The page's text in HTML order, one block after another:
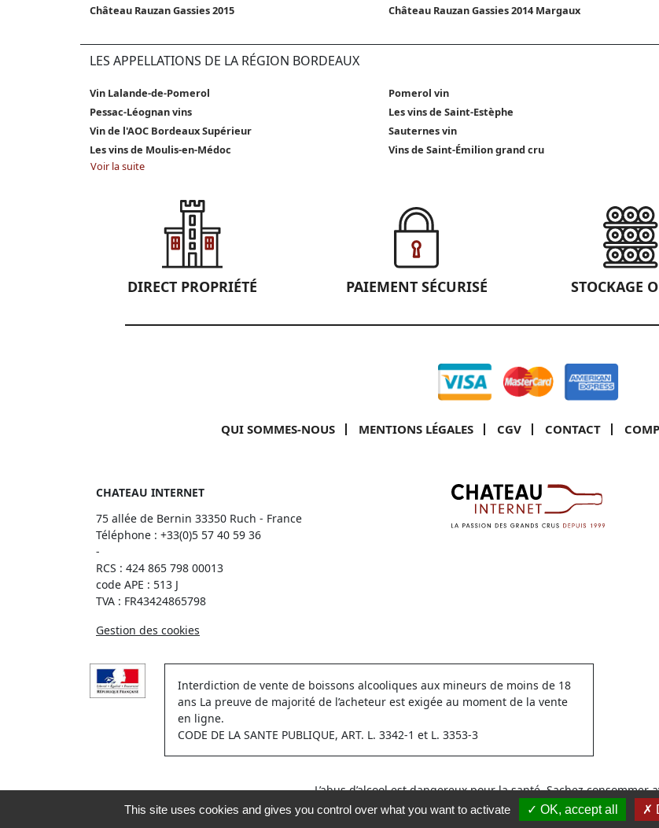
Château Rauzan Gassies 2015
Château Rauzan Gassies 2014 Margaux
LES APPELLATIONS DE LA RÉGION BORDEAUX
Vin Lalande-de-Pomerol Pomerol vin
Pessac-Léognan vins
Les vins de Saint-Estèphe
Vin de l'AOC Bordeaux Supérieur
Sauternes vin
Les vins de Moulis-en-Médoc
Vins de Saint-Émilion grand cru
Voir la suite
DIRECT PROPRIÉTÉ PAIEMENT SÉCURISÉ STOCKAGE
QUI SOMMES-NOUS MENTIONS LÉGALES CGV CONTACT
CHATEAU INTERNET
75 allée de Bernin 33350 Ruch - France
Téléphone : +33(0)5 57 40 59 36
-
RCS : 424 865 798 00013
code APE : 513 J
TVA : FR43424865798
Gestion des cookies
Interdiction de vente de boissons alcooliques aux mineurs de moins de 18
ans La preuve de majorité de l’acheteur est exigée au moment de la vente
en ligne.
CODE DE LA SANTE PUBLIQUE, ART. L. 3342-1 et L. 3353-3
L’abus d’alcool est dangereux pour la santé. Sachez consommer
This site uses cookies and gives you control over what you want to activate OK, accept all